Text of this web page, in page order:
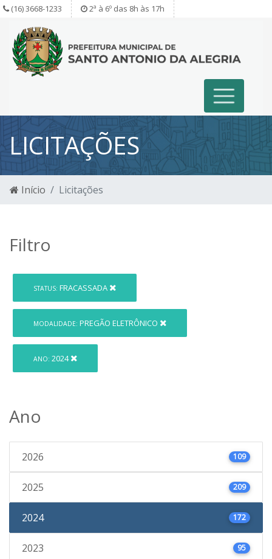
(16) 3668-1233 2ª à 6º das 8h às 17h
LICITAÇÕES
Início Licitações
Filtro
STATUS: FRACASSADA
MODALIDADE: PREGÃO ELETRÔNICO
ANO: 2024
Ano
2026 109
2025 209
2024 172
2023 95